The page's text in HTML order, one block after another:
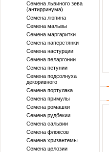
Семена львиного зева
(антирринума)
Семена люпина
Семена мальвы
Семена маргаритки
Семена наперстянки
Семена настурции
Семена пеларгонии
Семена петунии
Семена подсолнуха
декоривного
Семена портулака
Семена примулы
Семена ромашки
Семена рудбекии
Семена сальвии
Семена флоксов
Семена хризантемы
Семена целозии